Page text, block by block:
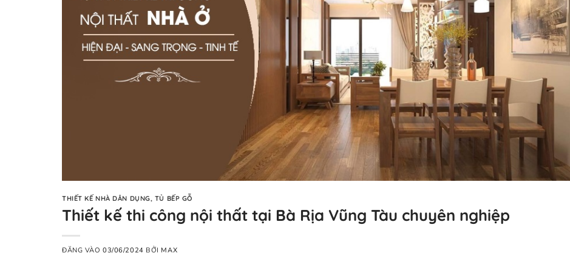
THIẾT KẾ NHÀ DÂN DỤNG, TỦ BẾP GỖ
Thiết kế thi công nội thất tại Bà Rịa Vũng Tàu chuyên nghiệp
ĐĂNG VÀO03/06/2024 BỞI MAX